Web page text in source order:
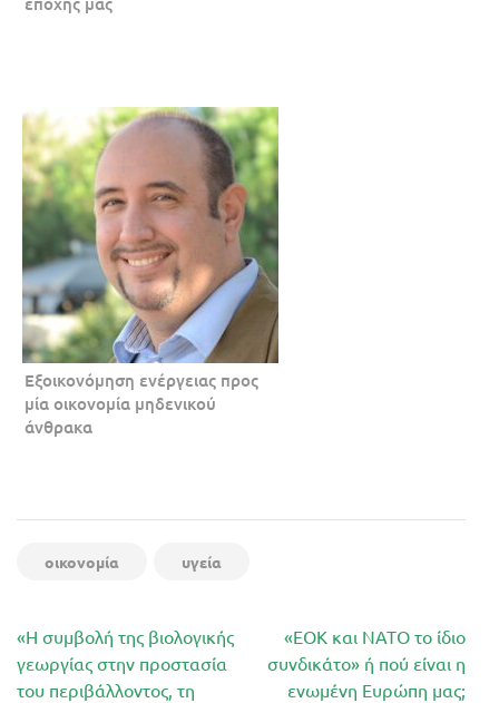
Εξοικονόμηση ενέργειας προς
μία οικονομία μηδενικού
άνθρακα
οικονομία υγεία
Πλοήγηση
άρθρων
«Η συμβολή της βιολογικής
γεωργίας στην προστασία
του περιβάλλοντος, τη
«ΕΟΚ και ΝΑΤΟ το ίδιο
συνδικάτο» ή πού είναι η
ενωμένη Ευρώπη μας;